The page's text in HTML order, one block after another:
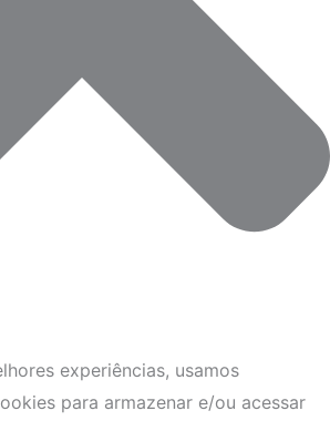
experiências, usamos
para armazenar e/ou acessar